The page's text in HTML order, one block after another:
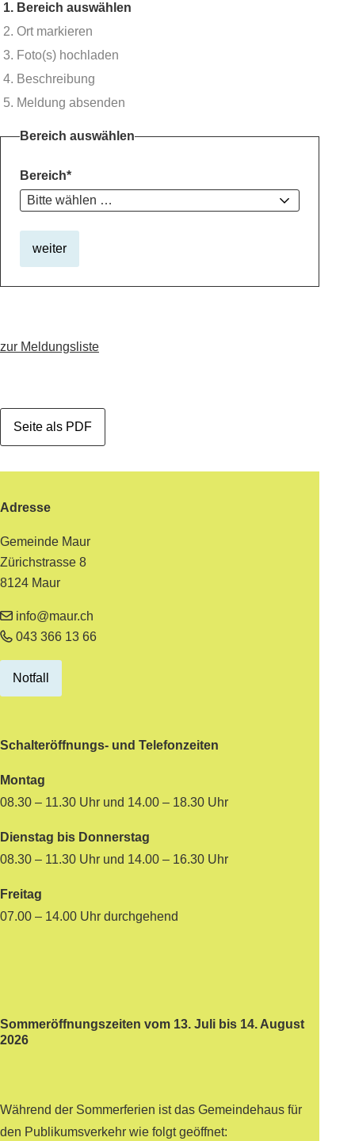
Schritt 1:
Bereich auswählen
Schritt 2:
Ort markieren
Schritt 3:
Foto(s) hochladen
Schritt 4:
Beschreibung
Schritt 5:
Meldung absenden
Bereich auswählen
Bereich*
weiter
zur Meldungsliste
Seite als PDF
Adresse
Gemeinde Maur
Zürichstrasse 8
8124 Maur
info@maur.ch
043 366 13 66
Notfall
Schalteröffnungs- und Telefonzeiten
Montag
08.30 – 11.30 Uhr und 14.00 – 18.30 Uhr
Dienstag bis Donnerstag
08.30 – 11.30 Uhr und 14.00 – 16.30 Uhr
Freitag
07.00 – 14.00 Uhr durchgehend
Sommeröffnungszeiten vom 13. Juli bis 14. August
2026
Während der Sommerferien ist das Gemeindehaus für
den Publikumsverkehr wie folgt geöffnet: